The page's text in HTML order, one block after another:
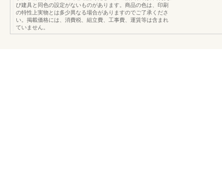
び建具と同色の設定がないものがあります。商品の色は、印刷
の特性上実物とは多少異なる場合がありますのでご了承くださ
い。掲載価格には、消費税、組立費、工事費、運賃等は含まれ
ていません。